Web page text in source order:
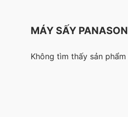
MÁY SẤY
Không tìm thấy sản